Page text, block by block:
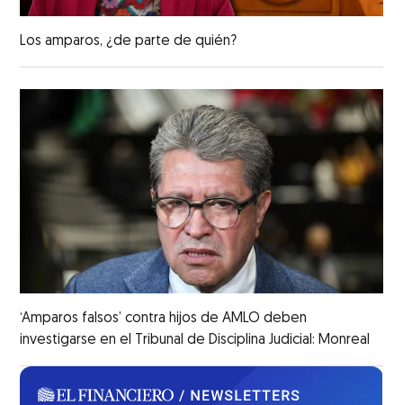
Los amparos, ¿de parte de quién?
‘Amparos falsos’ contra hijos de AMLO deben
investigarse en el Tribunal de Disciplina Judicial: Monreal